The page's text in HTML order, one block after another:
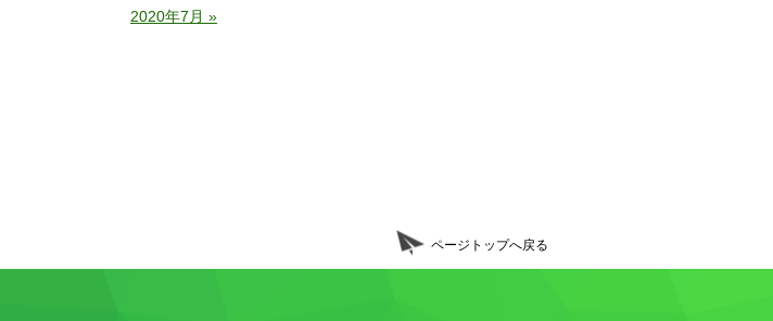
2020年7月 »
ページトップへ戻る